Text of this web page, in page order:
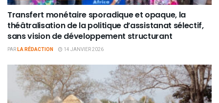
Transfert monétaire sporadique et opaque, la
théâtralisation de la politique d’assistanat sélectif,
sans vision de développement structurant
PARLA RÉDACTION 14 JANVIER 2026